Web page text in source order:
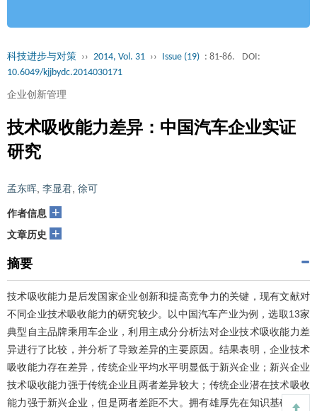
科技进步与对策 ›› 2014, Vol. 31 ›› Issue (19) : 81-86.
DOI:
10.6049/kjjbydc.2014030171
企业创新管理
技术吸收能力差异：中国汽车企业实证
研究
孟东晖 李显君 徐可
作者信息 +
文章历史 +
摘要
技术吸收能力是后发国家企业创新和提高竞争力的关键，现有文献对
不同企业技术吸收能力的研究较少。以中国汽车产业为例，选取13家
典型自主品牌乘用车企业，利用主成分分析法对企业技术吸收能力差
异进行了比较，并分析了导致差异的主要原因。结果表明，企业技术
吸收能力存在差异，传统企业平均水平明显低于新兴企业；新兴企业
技术吸收能力强于传统企业且两者差异较大；传统企业潜在技术吸收
能力强于新兴企业，但是两者差距不大。拥有雄厚先在知识基础的传